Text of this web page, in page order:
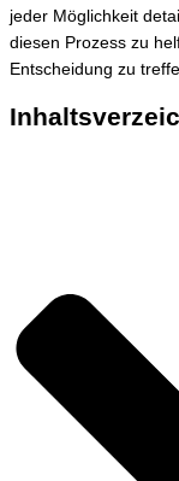
jeder Möglichkeit
diesen Prozess zu
Entscheidung zu